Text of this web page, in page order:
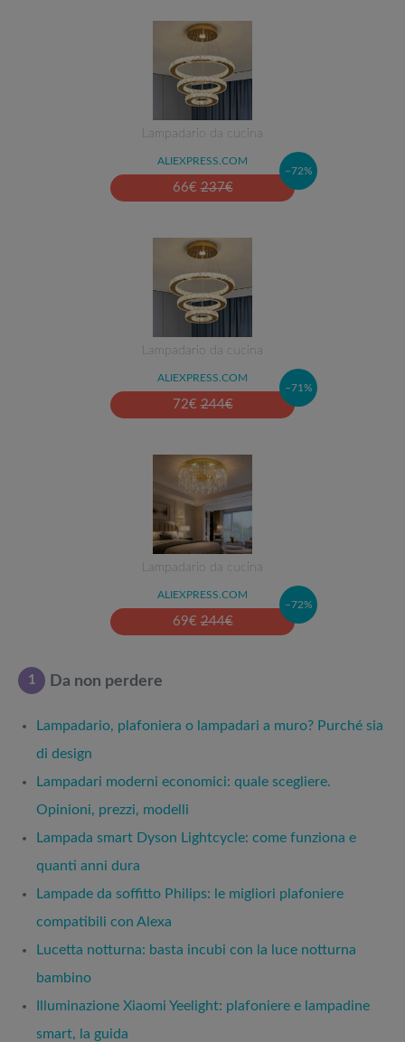
Lampadario da cucina
ALIEXPRESS.COM
66€ 237€
–72%
Lampadario da cucina
ALIEXPRESS.COM
72€ 244€
–71%
Lampadario da cucina
ALIEXPRESS.COM
69€ 244€
–72%
1 Da non perdere
Lampadario, plafoniera o lampadari a muro? Purché sia
di design
Lampadari moderni economici: quale scegliere.
Opinioni, prezzi, modelli
Lampada smart Dyson Lightcycle: come funziona e
quanti anni dura
Lampade da soffitto Philips: le migliori plafoniere
compatibili con Alexa
Lucetta notturna: basta incubi con la luce notturna
bambino
Illuminazione Xiaomi Yeelight: plafoniere e lampadine
smart, la guida